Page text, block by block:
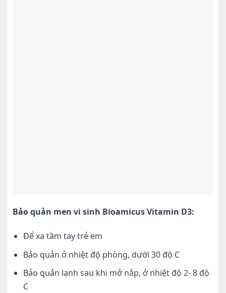
Bảo quản men vi sinh Bioamicus Vitamin D3:
Để xa tầm tay trẻ em
Bảo quản ở nhiệt độ phòng, dưới 30 độ C
Bảo quản lạnh sau khi mở nắp, ở nhiệt độ 2- 8 độ
C